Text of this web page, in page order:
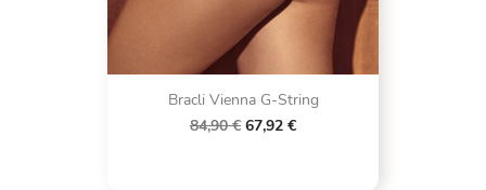
Bracli Vienna G-String
84,90 € 67,92 €